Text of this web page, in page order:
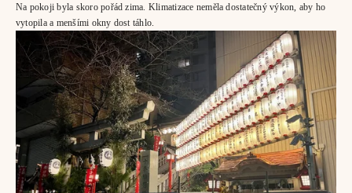
Na pokoji byla skoro pořád zima. Klimatizace neměla dostatečný výkon, aby ho
vytopila a menšími okny dost táhlo.